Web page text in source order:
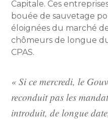
Capitale. Ces
bouée de sauvetage
éloignées du marché
chômeurs de longue
CPAS.
« Si ce mercredi, le
reconduit pas les
introduit, de longue